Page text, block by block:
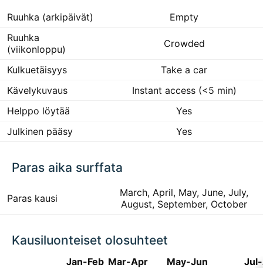
Ruuhka (arkipäivät)
Empty
Ruuhka
(viikonloppu)
Crowded
Kulkuetäisyys
Take a car
Kävelykuvaus
Instant access (<5 min)
Helppo löytää
Yes
Julkinen pääsy
Yes
Paras aika surffata
Paras kausi
March, April, May, June, July,
August, September, October
Kausiluonteiset olosuhteet
Jan-Feb Mar-Apr May-Jun